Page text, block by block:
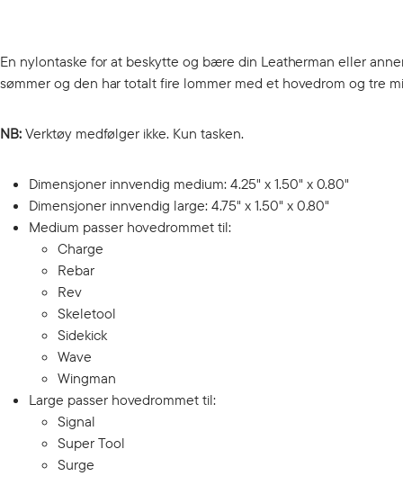
En nylontaske for at beskytte og bære din Leatherman eller
sømmer og den har totalt fire lommer med et hovedrom og tre
NB: Verktøy medfølger ikke. Kun tasken.
Dimensjoner innvendig medium: 4.25" x 1.50" x 0.80"
Dimensjoner innvendig large: 4.75" x 1.50" x 0.80"
Medium passer hovedrommet til:
Charge
Rebar
Rev
Skeletool
Sidekick
Wave
Wingman
Large passer hovedrommet til:
Signal
Super Tool
Surge